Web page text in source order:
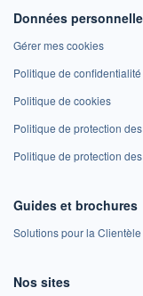
Données
Gérer mes cookies
Politique de confidentialité
Politique de cookies
Politique de protection
Politique de protection
Guides et brochures
Solutions pour la
Nos sites